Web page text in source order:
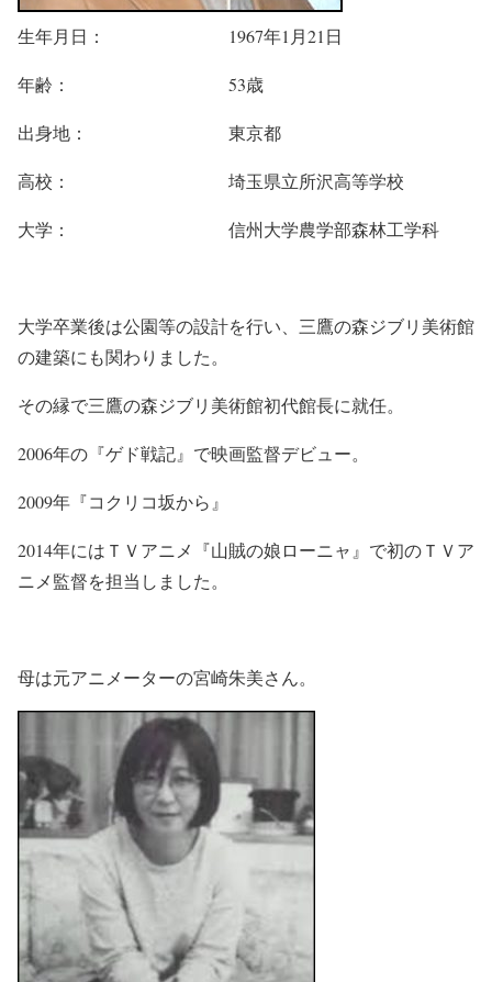
生年月日： 1967年1月21日
年齢： 53歳
出身地： 東京都
高校： 埼玉県立所沢高等学校
大学： 信州大学農学部森林工学科
大学卒業後は公園等の設計を行い、三鷹の森ジブリ美術館
の建築にも関わりました。
その縁で三鷹の森ジブリ美術館初代館長に就任。
2006年の『ゲド戦記』で映画監督デビュー。
2009年『コクリコ坂から』
2014年にはＴＶアニメ『山賊の娘ローニャ』で初のＴＶア
ニメ監督を担当しました。
母は元アニメーターの宮崎朱美さん。